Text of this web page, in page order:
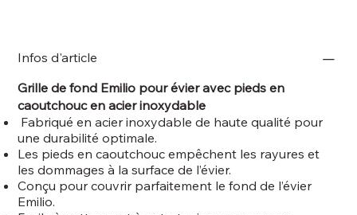
Infos d'article
Grille de fond Emilio pour évier avec pieds en
caoutchouc en acier inoxydable
Fabriqué en acier inoxydable de haute qualité pour
une durabilité optimale.
Les pieds en caoutchouc empêchent les rayures et
les dommages à la surface de l’évier.
Conçu pour couvrir parfaitement le fond de l’évier
Emilio.